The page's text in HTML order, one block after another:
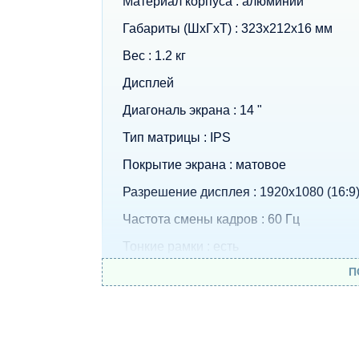
Габариты (ШхГхТ) : 323x212x16 мм
Вес : 1.2 кг
Дисплей
Диагональ экрана : 14 "
Тип матрицы : IPS
Покрытие экрана : матовое
Разрешение дисплея : 1920x1080 (16:9)
Частота смены кадров : 60 Гц
Тонкие рамки : есть